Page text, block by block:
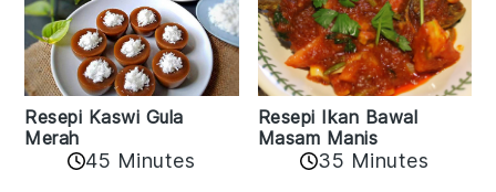
Resepi Kaswi Gula
Merah
45 Minutes
Resepi Ikan Bawal
Masam Manis
35 Minutes